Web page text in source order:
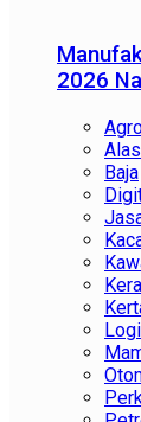
2026
Baja